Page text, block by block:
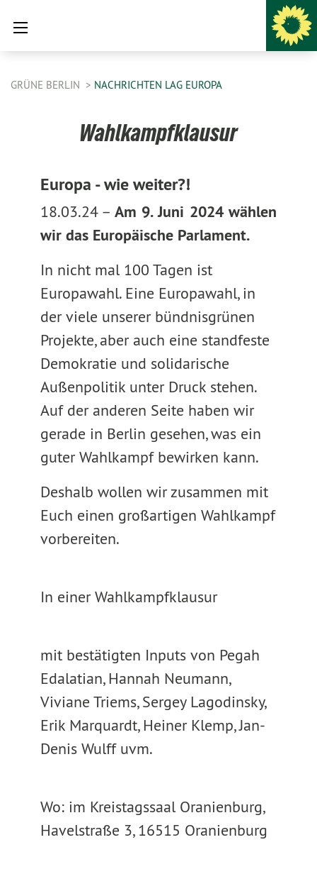
GRÜNE BERLIN NACHRICHTEN LAG EUROPA
Wahlkampfklausur
Europa - wie weiter?!
18.03.24 – Am 9. Juni 2024 wählen
wir das Europäische Parlament.
In nicht mal 100 Tagen ist
Europawahl. Eine Europawahl, in
der viele unserer bündnisgrünen
Projekte, aber auch eine standfeste
Demokratie und solidarische
Außenpolitik unter Druck stehen.
Auf der anderen Seite haben wir
gerade in Berlin gesehen, was ein
guter Wahlkampf bewirken kann.
Deshalb wollen wir zusammen mit
Euch einen großartigen Wahlkampf
vorbereiten.
In einer Wahlkampfklausur
mit bestätigten Inputs von Pegah
Edalatian, Hannah Neumann,
Viviane Triems, Sergey Lagodinsky,
Erik Marquardt, Heiner Klemp, Jan-
Denis Wulff uvm.
Wo: im Kreistagssaal Oranienburg,
Havelstraße 3, 16515 Oranienburg